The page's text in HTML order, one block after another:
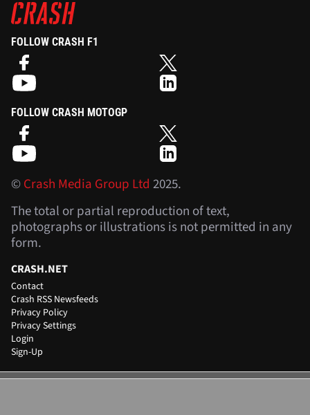
FOLLOW CRASH F1
FOLLOW CRASH MOTOGP
©Crash Media Group Ltd 2025.
The total or partial reproduction of text,
photographs or illustrations is not permitted in any
form.
CRASH.NET
Contact
Crash RSS Newsfeeds
Privacy Policy
Privacy Settings
Login
Sign-Up